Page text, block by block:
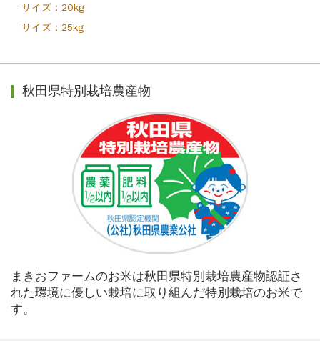
サイズ：20kg
サイズ：25kg
秋田県特別栽培農産物
まきおファームのお米は秋田県特別栽培農産物認証さ
れた環境に優しい栽培に取り組んだ特別栽培のお米で
す。